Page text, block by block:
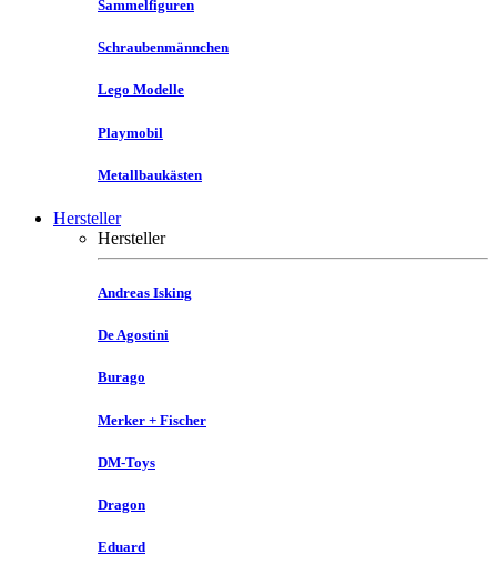
Sammelfiguren
Schraubenmännchen
Lego Modelle
Playmobil
Metallbaukästen
Hersteller
Hersteller
Andreas Isking
De Agostini
Burago
Merker + Fischer
DM-Toys
Dragon
Eduard